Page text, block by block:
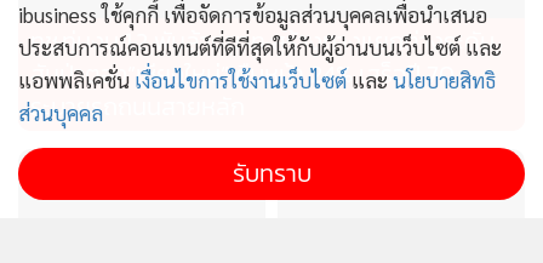
ทช.ทุ่มงบ 1.2 พันล้านบาท สร้างทางแยกต่างระดับ
สันป่าตอง”เชียงใหม่” คืบหน้า 24% เสร็จปี 70
ระบายรถถนนสายหลัก
ibusiness ใช้คุกกี้ เพื่อจัดการข้อมูลส่วนบุคคลเพื่อนำเสนอ
ประสบการณ์คอนเทนต์ที่ดีที่สุดให้กับผู้อ่านบนเว็บไซต์ และ
แอพพลิเคชั่น เงื่อนไขการใช้งานเว็บไซต์ และ นโยบายสิทธิ
ส่วนบุคคล
รับทราบ